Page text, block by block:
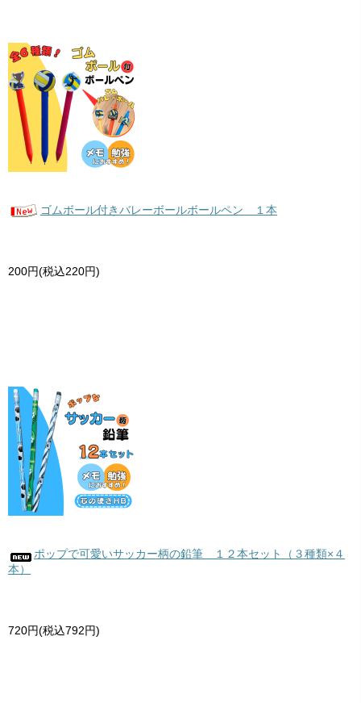
ゴムボール付きバレーボールボールペン １本
200円(税込220円)
ポップで可愛いサッカー柄の鉛筆 １２本セット（３種類×４
本）
720円(税込792円)